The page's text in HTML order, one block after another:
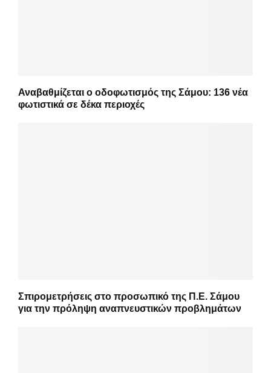
Αναβαθμίζεται ο οδοφωτισμός της Σάμου: 136 νέα
φωτιστικά σε δέκα περιοχές
Σπιρομετρήσεις στο προσωπικό της Π.Ε. Σάμου
για την πρόληψη αναπνευστικών προβλημάτων